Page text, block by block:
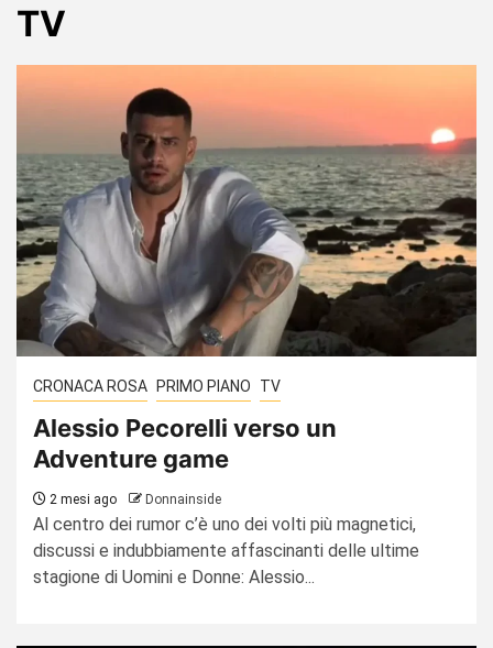
TV
CRONACA ROSA PRIMO PIANO TV
Alessio Pecorelli verso un
Adventure game
2 mesi ago Donnainside
Al centro dei rumor c’è uno dei volti più magnetici,
discussi e indubbiamente affascinanti delle ultime
stagione di Uomini e Donne: Alessio...